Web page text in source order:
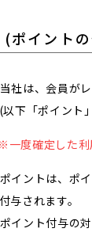
ポイント
当社は、会員が
(以下「ポイント
※一度確定した利
ポイントは、ポ
付与されます。
ポイント付与の